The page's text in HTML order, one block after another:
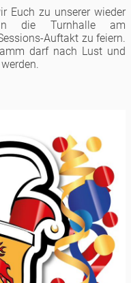
Euch zu unserer wieder
in die Turnhalle am
Auftakt zu feiern.
darf nach Lust und